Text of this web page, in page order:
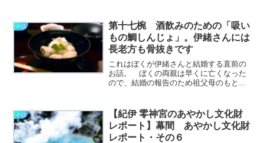
で聴くクラシック。紀伊といえば音楽、
音楽といえば紀伊やさかい………………
～続きを読む～
小説
第十七椀 酒飲みのための「吸い
もの鯛しんじょ」。伊緒さんには
長老方も骨抜きです
これはぼくが伊緒さんと結婚する直前の
お話。 ぼくの両親は早くに亡くなった
ので、結婚の報告のため祖父母のもと
もに育った幼なじみだったそうだ。 そ
れぞれの実家も目と鼻の先で、
島………………～続きを読む～
小説
【紀伊 零神宮のあやかし文化財
レポート】幕間 あやかし文化財
レポート・その６